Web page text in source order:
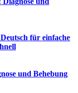
für einfache
und Behebung